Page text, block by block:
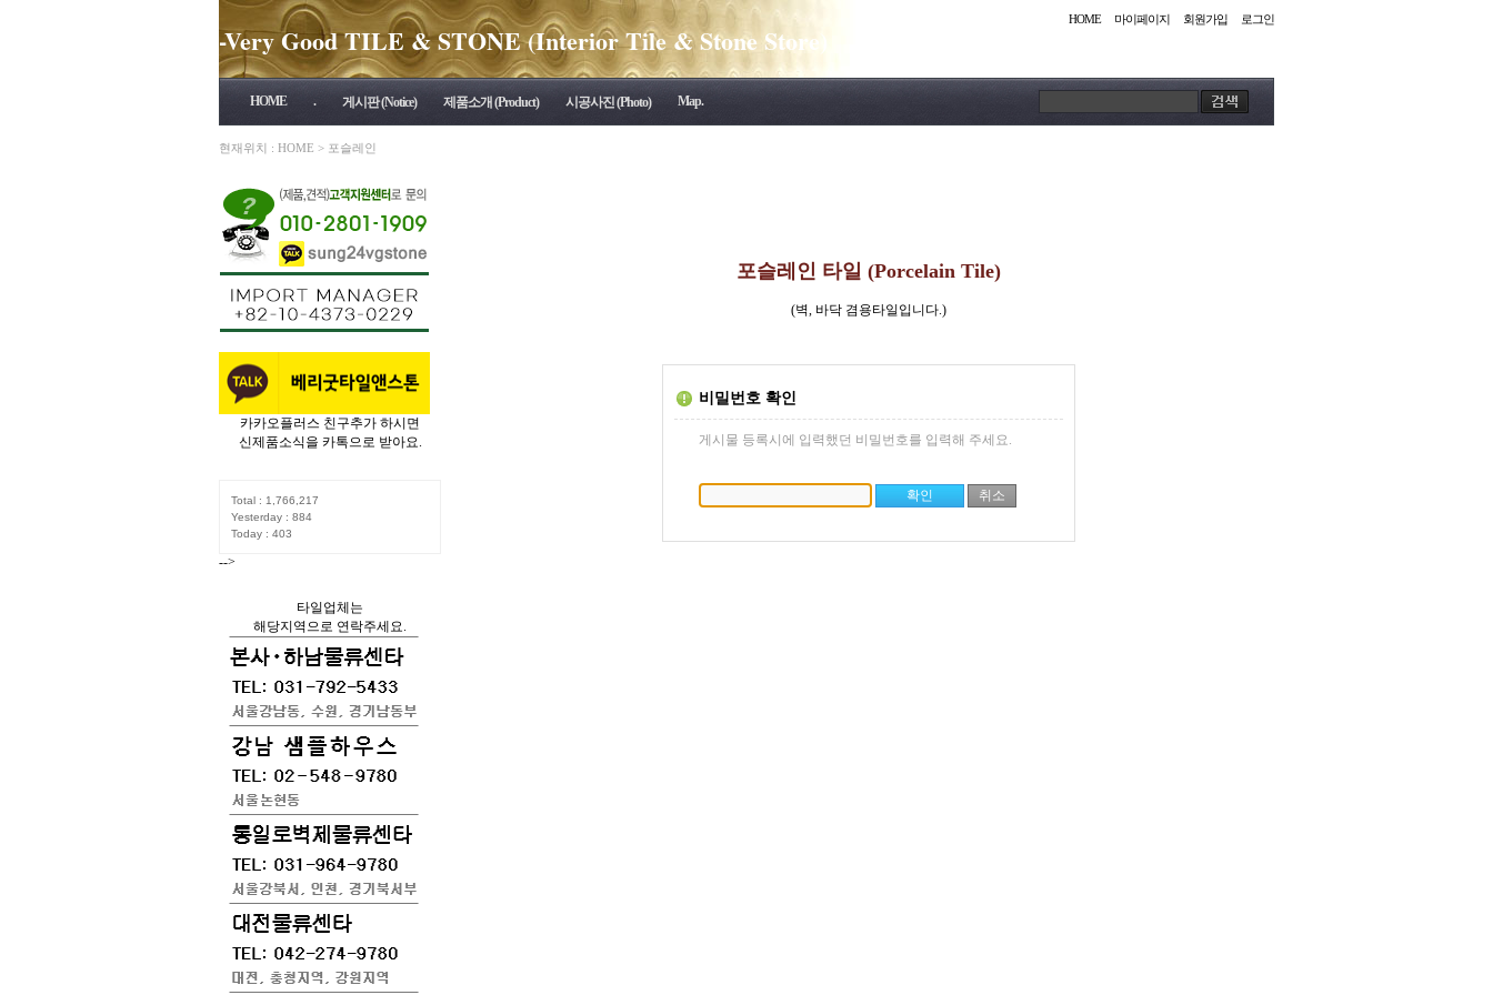
-Very Good TILE & STONE (Interior Tile & Stone Store)
HOME 마이페이지 회원가입 로그인
HOME . 게시판 (Notice) 제품소개 (Product) 시공사진 (Photo) Map.
현재위치 : HOME > 포슬레인
카카오플러스 친구추가 하시면
신제품소식을 카톡으로 받아요.
Total : 1,766,217
Yesterday : 884
Today : 403
-->
타일업체는
해당지역으로 연락주세요.
포슬레인 타일 (Porcelain Tile)
(벽, 바닥 겸용타일입니다.)
비밀번호 확인
게시물 등록시에 입력했던 비밀번호를 입력해 주세요.